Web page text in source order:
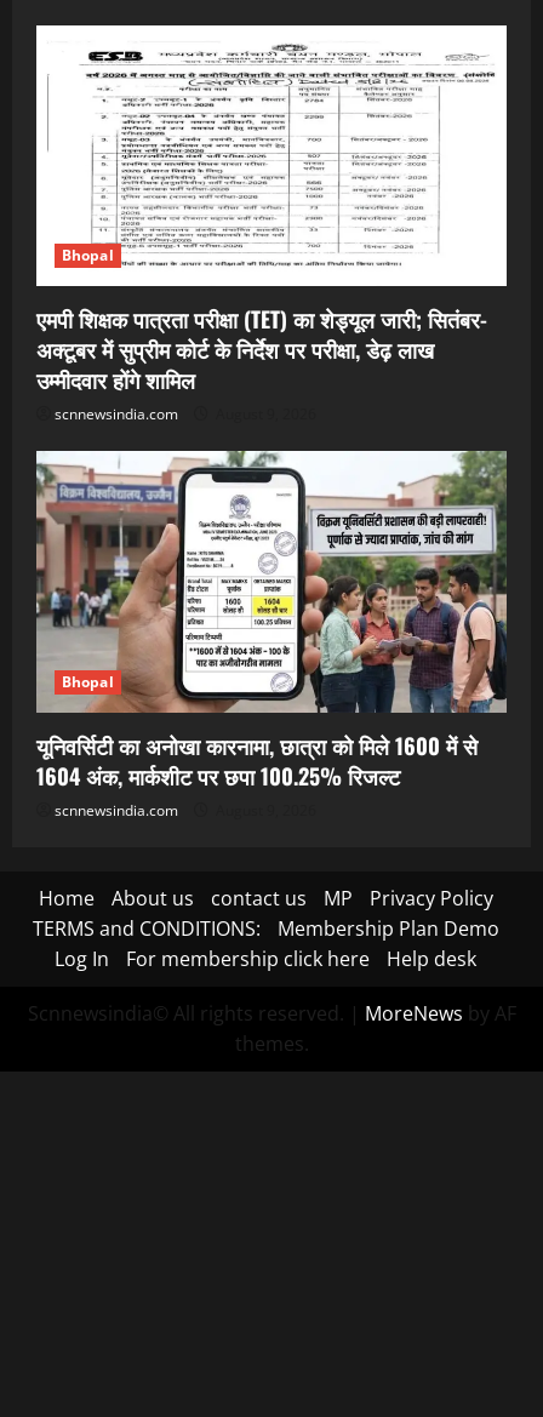
Bhopal
एमपी शिक्षक पात्रता परीक्षा (TET) का शेड्यूल जारी; सितंबर-
अक्टूबर में सुप्रीम कोर्ट के निर्देश पर परीक्षा, डेढ़ लाख
उम्मीदवार होंगे शामिल
scnnewsindia.com
Bhopal
यूनिवर्सिटी का अनोखा कारनामा, छात्रा को मिले 1600 में से
1604 अंक, मार्कशीट पर छपा 100.25% रिजल्ट
scnnewsindia.com
Home About us contact us MP
Privacy Policy
TERMS and CONDITIONS:
Membership Plan Demo
Log In
For membership click here Help desk
Scnnewsindia© All rights reserved. | MoreNews by AF
themes.